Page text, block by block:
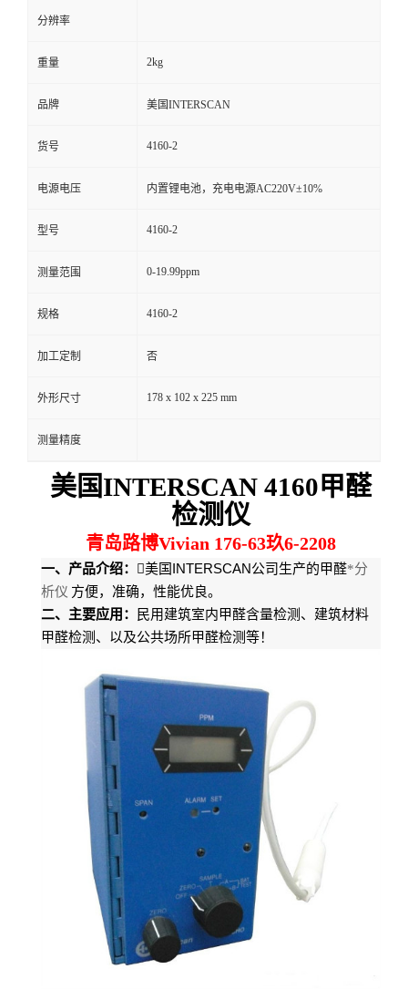
言
分辨率
重量 2kg
品牌 美国INTERSCAN
货号 4160-2
电源电压 内置锂电池，充电电源AC220V±10%
型号 4160-2
测量范围 0-19.99ppm
规格 4160-2
加工定制 否
外形尺寸 178 x 102 x 225 mm
测量精度
美国INTERSCAN 4160甲醛
检测仪
青岛路博Vivian 176-63玖6-2208
一、产品介绍： 美国 INTERSCAN公司生产的甲醛*分
析仪 方便，准确，性能优良。
二、主要应用：
民用建筑室内甲醛含量检测、建筑材料
甲醛检测、以及公共场所甲醛检测等！